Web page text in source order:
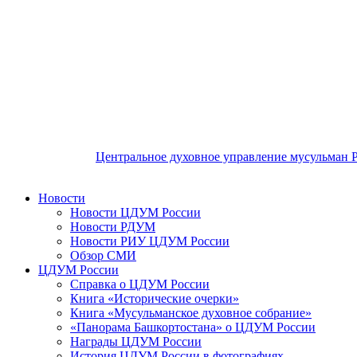
Центральное духовное управление мусульман
Новости
Новости ЦДУМ России
Новости РДУМ
Новости РИУ ЦДУМ России
Обзор СМИ
ЦДУМ России
Справка о ЦДУМ России
Книга «Исторические очерки»
Книга «Мусульманское духовное собрание»
«Панорама Башкортостана» о ЦДУМ России
Награды ЦДУМ России